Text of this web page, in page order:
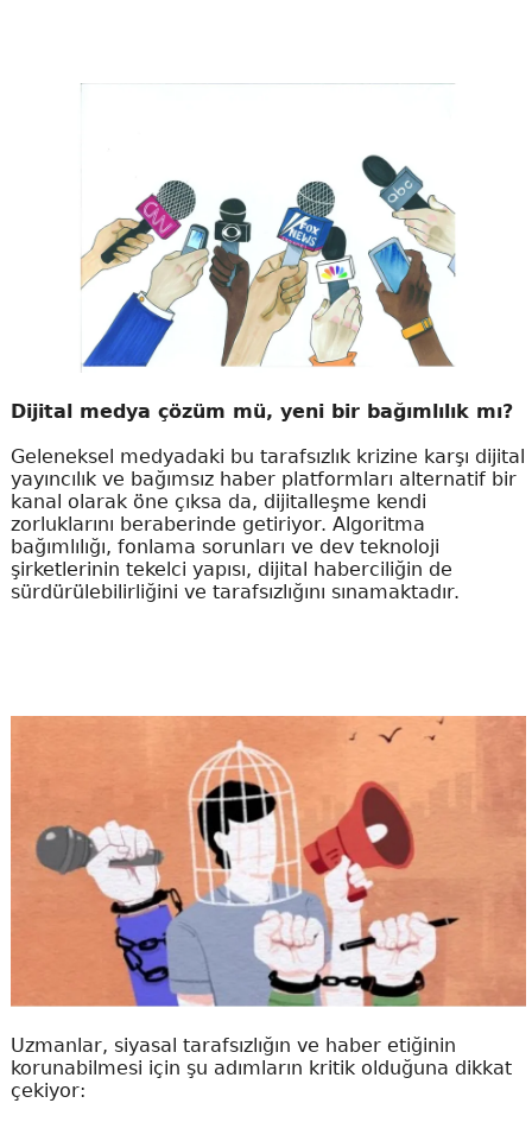
Dijital medya çözüm mü, yeni bir bağımlılık mı?
Geleneksel medyadaki bu tarafsızlık krizine karşı dijital
yayıncılık ve bağımsız haber platformları alternatif bir
kanal olarak öne çıksa da, dijitalleşme kendi
zorluklarını beraberinde getiriyor. Algoritma
bağımlılığı, fonlama sorunları ve dev teknoloji
şirketlerinin tekelci yapısı, dijital haberciliğin de
sürdürülebilirliğini ve tarafsızlığını sınamaktadır.
Uzmanlar, siyasal tarafsızlığın ve haber etiğinin
korunabilmesi için şu adımların kritik olduğuna dikkat
çekiyor: